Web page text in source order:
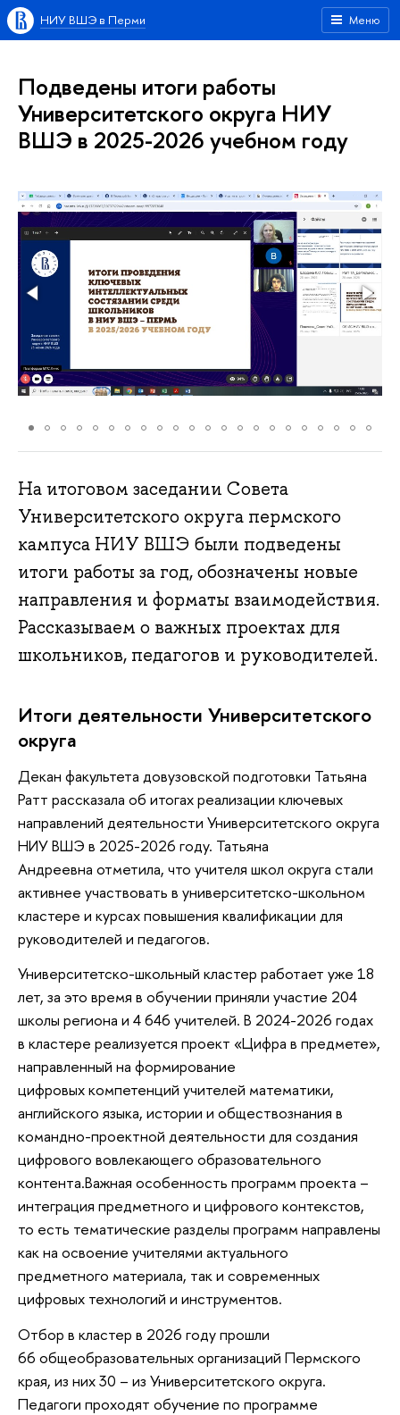
Меню
НИУ ВШЭ в Перми
Подведены итоги работы
Университетского округа НИУ
ВШЭ в 2025-2026 учебном году
На итоговом заседании Совета
Университетского округа пермского
кампуса НИУ ВШЭ были подведены
итоги работы за год, обозначены новые
направления и форматы взаимодействия.
Рассказываем о важных проектах для
школьников, педагогов и руководителей.
Итоги деятельности Университетского
округа
Декан факультета довузовской подготовки Татьяна
Ратт рассказала об итогах реализации ключевых
направлений деятельности Университетского округа
НИУ ВШЭ в 2025-2026 году. Татьяна
Андреевна отметила, что учителя школ округа стали
активнее участвовать в университетско-школьном
кластере и курсах повышения квалификации для
руководителей и педагогов.
Университетско-школьный кластер работает уже 18
лет, за это время в обучении приняли участие 204
школы региона и 4 646 учителей. В 2024-2026 годах
в кластере реализуется проект «Цифра в предмете»,
направленный на формирование
цифровых компетенций учителей математики,
английского языка, истории и обществознания в
командно-проектной деятельности для создания
цифрового вовлекающего образовательного
контента.Важная особенность программ проекта –
интеграция предметного и цифрового контекстов,
то есть тематические разделы программ направлены
как на освоение учителями актуального
предметного материала, так и современных
цифровых технологий и инструментов.
Отбор в кластер в 2026 году прошли
66 общеобразовательных организаций Пермского
края, из них 30 – из Университетского округа.
Педагоги проходят обучение по программе